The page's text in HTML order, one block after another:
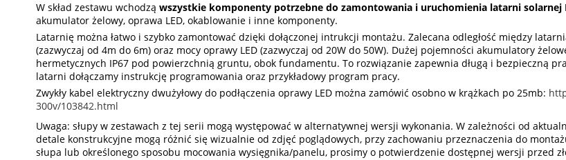
W skład zestawu wchodzą wszystkie komponenty potrzebne do zamontowania i uruchomienia latarni solarnej
akumulator żelowy, oprawa LED, okablowanie i inne komponenty.
Latarnię można łatwo i szybko zamontować dzięki dołączonej intrukcji montażu. Zalecana odległość między
(zazwyczaj od 4m do 6m) oraz mocy oprawy LED (zazwyczaj od 20W do 50W). Dużej pojemności akumulatory
hermetycznych IP67 pod powierzchnią gruntu, obok fundamentu. To rozwiązanie zapewnia długą i bezpieczną
latarni dołączamy instrukcję programowania oraz przykładowy program pracy.
Zwykły kabel elektryczny dwużyłowy do podłączenia oprawy LED można zamówić osobno w krążkach po 25mb:
300v/103842.html
Uwaga: słupy w zestawach z tej serii mogą występować w alternatywnej wersji wykonania. W zależności od
detale konstrukcyjne mogą różnić się wizualnie od zdjęć poglądowych, przy zachowaniu przeznaczenia do
słupa lub określonego sposobu mocowania wysięgnika/panelu, prosimy o potwierdzenie dostępnej wersji przed